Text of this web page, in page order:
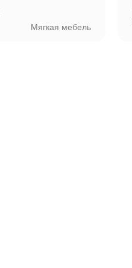
Мягкая мебель